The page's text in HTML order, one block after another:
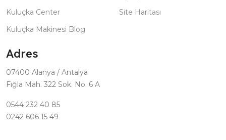
Kuluçka Center
Kuluçka Makinesi Blog
Site Haritası
Adres
07400 Alanya / Antalya
Fığla Mah. 322 Sok. No. 6 A
0544 232 40 85
0242 606 15 49